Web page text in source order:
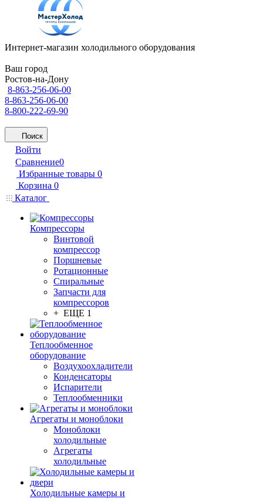
Интернет-магазин холодильного оборудования
Ваш город
Ростов-на-Дону
8-863-256-06-00
8-863-256-06-00
8-800-222-69-90
Поиск
Войти
Сравнение0
Избранные товары 0
Корзина 0
Каталог
Компрессоры
Винтовой
компрессор
Поршневые
Ротационные
Спиральные
Запчасти для
компрессоров
+ ЕЩЕ 1
Теплообменное
оборудование
Воздухоохладители
Конденсаторы
Испарители
Теплообменники
Агрегаты и моноблоки
Моноблоки
холодильные
Агрегаты
холодильные
Холодильные камеры и